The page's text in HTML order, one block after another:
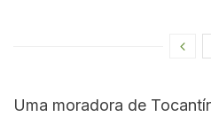
Uma moradora de